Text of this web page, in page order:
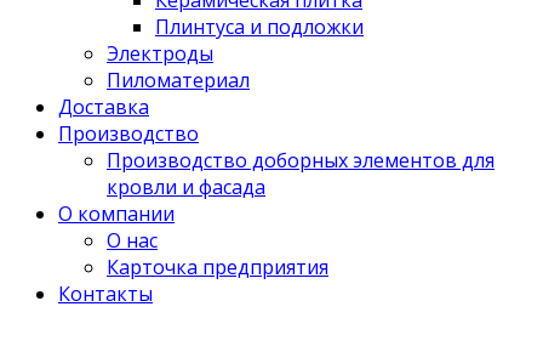
Плинтуса и подложки
Электроды
Пиломатериал
Доставка
Производство
Производство доборных элементов для
кровли и фасада
О компании
О нас
Карточка предприятия
Контакты